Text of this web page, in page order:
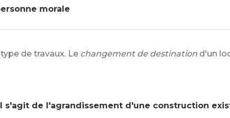
morale
de travaux. Le changement de destination d'un
s'agit de l'agrandissement d'une construction